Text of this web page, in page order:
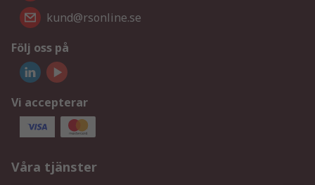
kund@rsonline.se
Följ oss på
Vi accepterar
Våra tjänster